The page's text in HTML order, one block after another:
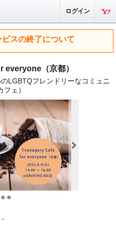
ログイン
スの終了について
everyone（京都）
LGBTQフレンドリーなコミュニ
ェ）